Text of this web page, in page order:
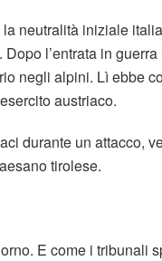
la neutralità iniziale
l’entrata in
negli alpini. Lì ebbe
austriaco.
durante un attacco,
tirolese.
E come i tribunali